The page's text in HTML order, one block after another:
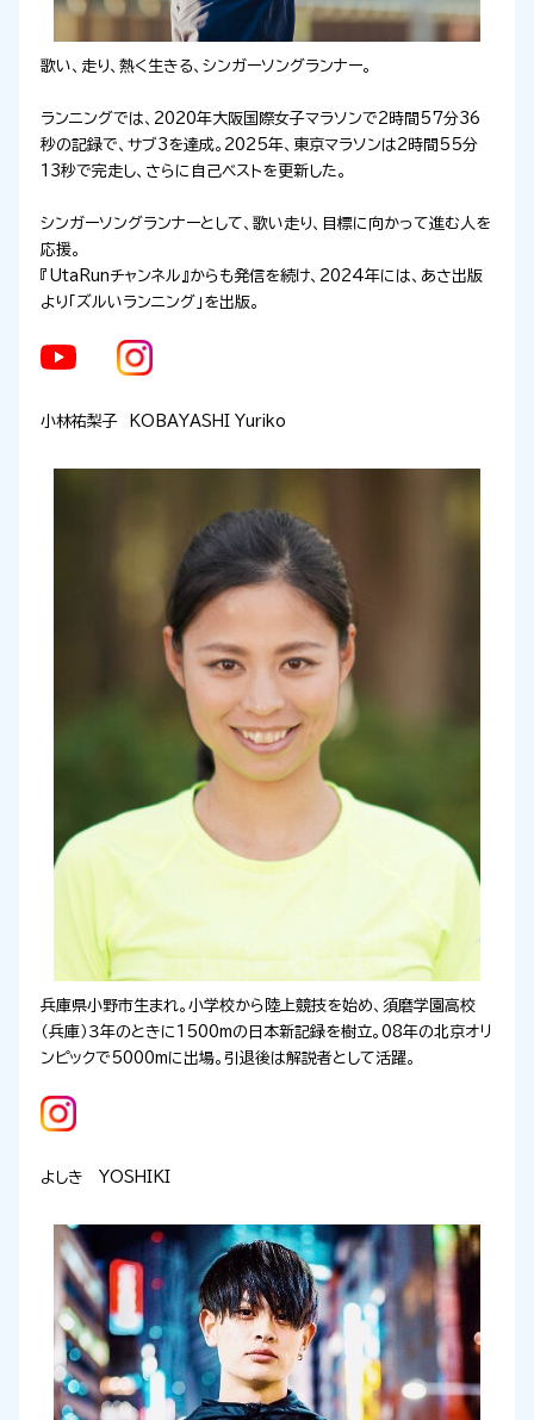
歌い、走り、熱く生きる、シンガーソングランナー。
ランニングでは、2020年大阪国際女子マラソンで2時間57分36
秒の記録で、サブ3を達成。2025年、東京マラソンは2時間55分
13秒で完走し、さらに自己ベストを更新した。
シンガーソングランナーとして、歌い走り、目標に向かって進む人を
応援。
『UtaRunチャンネル』からも発信を続け、2024年には、あさ出版
より「ズルいランニング」を出版。
小林祐梨子 KOBAYASHI Yuriko
兵庫県小野市生まれ。小学校から陸上競技を始め、須磨学園高校
（兵庫）３年のときに1500mの日本新記録を樹立。08年の北京オリ
ンピックで5000mに出場。引退後は解説者として活躍。
よしき YOSHIKI